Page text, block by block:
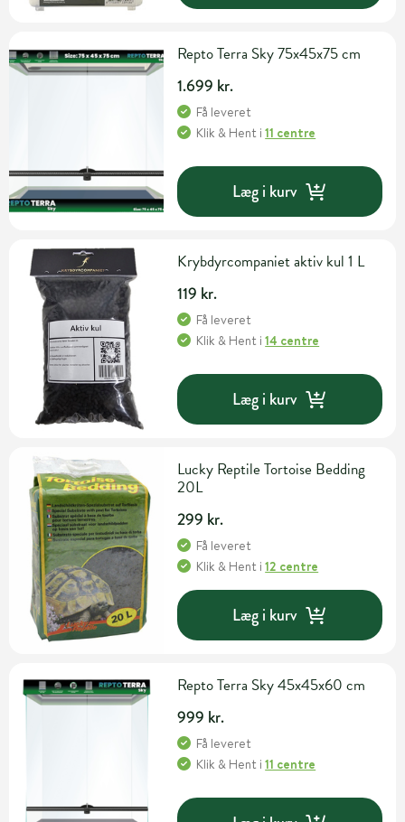
Repto Terra Sky 75x45x75 cm
1.699 kr.
Få leveret
Klik & Hent i11 centre
Læg i kurv
Krybdyrcompaniet aktiv kul 1 L
119 kr.
Få leveret
Klik & Hent i14 centre
Læg i kurv
Lucky Reptile Tortoise Bedding
20L
299 kr.
Få leveret
Klik & Hent i12 centre
Læg i kurv
Repto Terra Sky 45x45x60 cm
999 kr.
Få leveret
Klik & Hent i11 centre